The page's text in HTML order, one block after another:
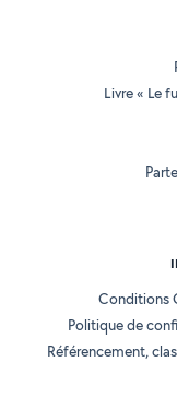
Livre « Le
Conditions
Politique de
Référencement,